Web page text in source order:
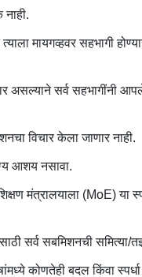
मायगव्हवर सहभागी
असल्याने सर्व सहभागींनी
विचार केला जाणार नाही.
आशय नसावा.
मंत्रालयाला (MoE) या
सर्व सबमिशनची
कोणतेही बदल किंवा